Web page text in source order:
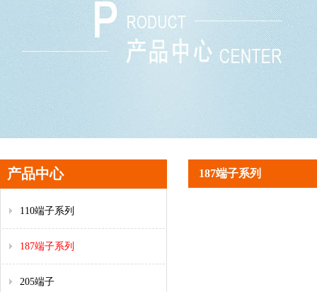
产品中心
110端子系列
187端子系列
205端子
187端子系列